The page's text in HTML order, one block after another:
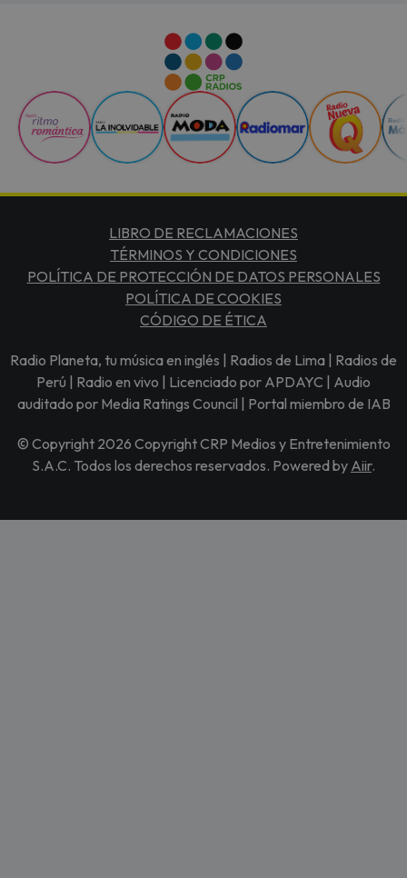
LIBRO DE RECLAMACIONES
TÉRMINOS Y CONDICIONES
POLÍTICA DE PROTECCIÓN DE DATOS PERSONALES
POLÍTICA DE COOKIES
CÓDIGO DE ÉTICA
Radio Planeta, tu música en inglés | Radios de Lima | Radios de
Perú | Radio en vivo | Licenciado por APDAYC | Audio
auditado por Media Ratings Council | Portal miembro de IAB
© Copyright 2026 Copyright CRP Medios y Entretenimiento
S.A.C. Todos los derechos reservados. Powered by Aiir.